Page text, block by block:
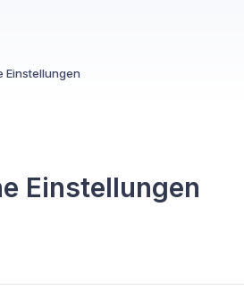
Einstellungen
Einstellungen